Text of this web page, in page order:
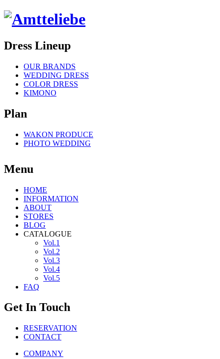
Dress Lineup
OUR BRANDS
WEDDING DRESS
COLOR DRESS
KIMONO
Plan
WAKON PRODUCE
PHOTO WEDDING
Menu
HOME
INFORMATION
ABOUT
STORES
BLOG
CATALOGUE
Vol.1
Vol.2
Vol.3
Vol.4
Vol.5
FAQ
Get In Touch
RESERVATION
CONTACT
COMPANY